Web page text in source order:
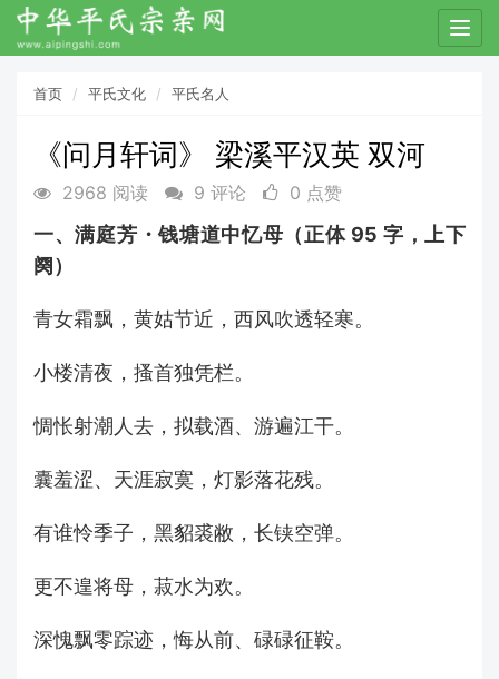
T
o
v
首页 平氏文化 平氏名人
《问月轩词》 ​梁溪ㅤ平汉英 双河ㅤ
2968 阅读 9 评论 0 点赞
一、满庭芳・钱塘道中忆母（正体 95 字，上下
阕）
青女霜飘，黄姑节近，西风吹透轻寒。
小楼清夜，搔首独凭栏。
惆怅射潮人去，拟载酒、游遍江干。
囊羞涩、天涯寂寞，灯影落花残。
有谁怜季子，黑貂裘敝，长铗空弹。
更不遑将母，菽水为欢。
深愧飘零踪迹，悔从前、碌碌征鞍。